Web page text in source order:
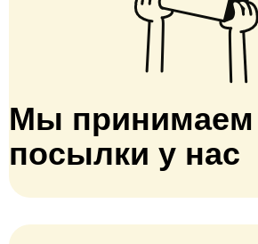
Мы
посылки у нас